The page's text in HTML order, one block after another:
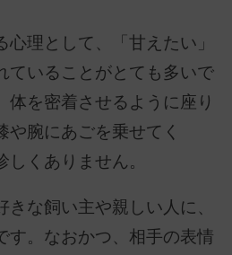
理として、「甘えたい」
ていることがとても多いで
体を密着させるように座り
や腕にあごを乗せてく
くありません。
な飼い主や親しい人に、
す。なおかつ、相手の表情